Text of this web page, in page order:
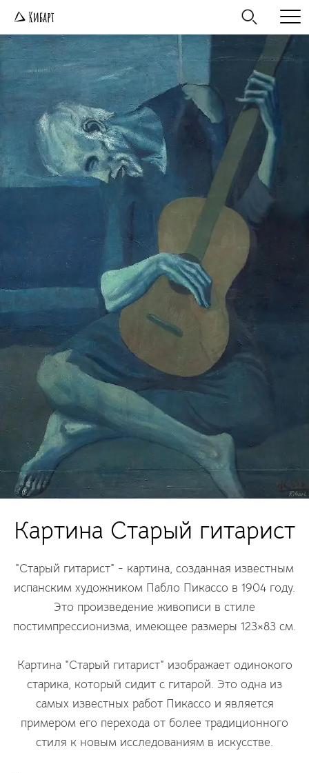
Картина Старый гитарист
"Старый гитарист" - картина, созданная известным
испанским художником Пабло Пикассо в 1904 году.
Это произведение живописи в стиле
постимпрессионизма, имеющее размеры 123×83 см.
Картина "Старый гитарист" изображает одинокого
старика, который сидит с гитарой. Это одна из
самых известных работ Пикассо и является
примером его перехода от более традиционного
стиля к новым исследованиям в искусстве.